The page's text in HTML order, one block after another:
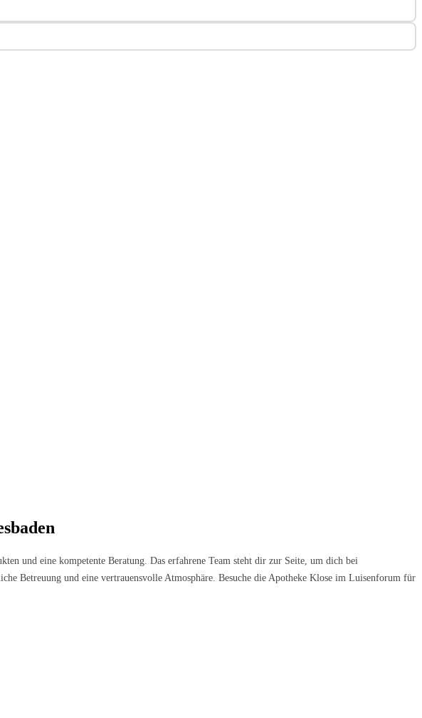
und eine kompetente Beratung. Das erfahrene Team steht dir zur Seite, um dich bei
Betreuung und eine vertrauensvolle Atmosphäre. Besuche die Apotheke Klose im Luisenforum für